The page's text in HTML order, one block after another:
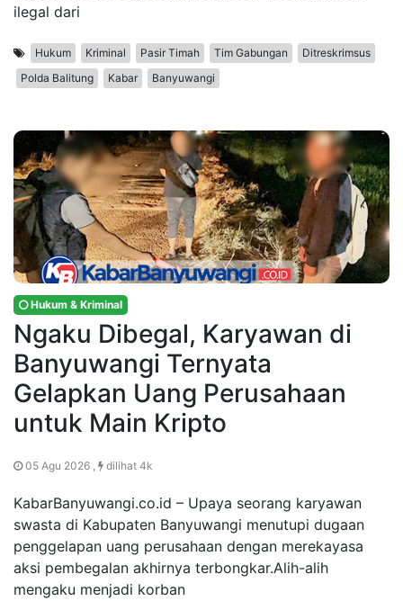
ilegal dari
Hukum Kriminal Pasir Timah Tim Gabungan
Ditreskrimsus
Polda Balitung
Kabar Banyuwangi
Hukum & Kriminal
Ngaku Dibegal, Karyawan di
Banyuwangi Ternyata
Gelapkan Uang Perusahaan
untuk Main Kripto
05 Agu 2026 , dilihat 4k
KabarBanyuwangi.co.id – Upaya seorang karyawan
swasta di Kabupaten Banyuwangi menutupi dugaan
penggelapan uang perusahaan dengan merekayasa
aksi pembegalan akhirnya terbongkar.Alih-alih
mengaku menjadi korban